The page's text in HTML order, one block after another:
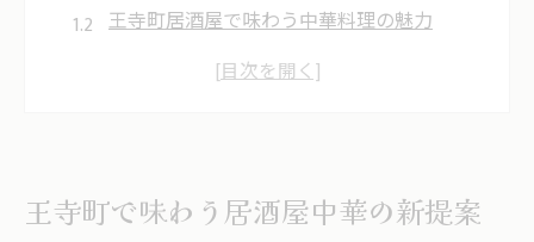
王寺町居酒屋で味わう中華料理の魅力
居酒屋と中華の組み合わせが注目される理
中華の美味しさを居酒屋で堪能するコツ
王寺町で味わう居酒屋中華の新提案